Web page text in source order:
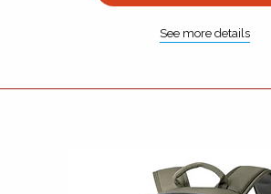
See more details